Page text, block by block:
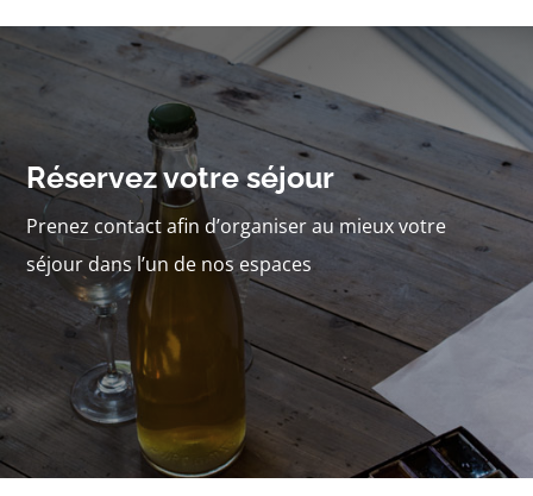
Réservez votre séjour
Prenez contact afin d’organiser au mieux votre
séjour dans l’un de nos espaces